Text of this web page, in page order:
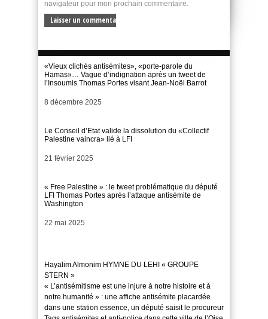
navigateur pour mon prochain commentaire.
«Vieux clichés antisémites», «porte-parole du
Hamas»… Vague d’indignation après un tweet de
l’Insoumis Thomas Portes visant Jean-Noël Barrot
Date
8 décembre 2025
Le Conseil d’Etat valide la dissolution du «Collectif
Palestine vaincra» lié à LFI
Date
21 février 2025
« Free Palestine » : le tweet problématique du député
LFI Thomas Portes après l’attaque antisémite de
Washington
Date
22 mai 2025
Hayalim Almonim HYMNE DU LEHI « GROUPE
STERN »
« L’antisémitisme est une injure à notre histoire et à
notre humanité » : une affiche antisémite placardée
dans une station essence, un député saisit le procureur